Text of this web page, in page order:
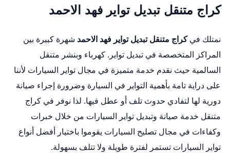
كراج متنقل تبديل تواير فهد الاحمد
نمتلك فيكراج متنقل تبديل تواير فهد الاحمد شهرة كبيرة بين
المراكز المتخصصة في تبديل تواير. كهرباء وبنشر متنقل
السالمية حيث نقدم خدمة متميزة في مجال تواير السيارات لأننا
على دراية تامة بأهمية التواير في السيارة وضرورة إجراء صيانة
دورية لها لتفادي حدوث تلف أو عطل فيها. لذا نوفر في كراج
متنقل خدمة صيانة وتبديل تواير السيارات من خلال خبرات
وكفاءات في مجال تصليح السيارات يقوموا باختيار أفضل أنواع
تواير السيارات تستمر لفترة طويلة ولا تتلف بسهولة.